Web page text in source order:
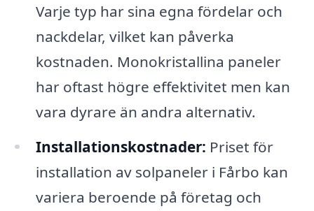
Varje typ har sina egna fördelar och
nackdelar, vilket kan påverka
kostnaden. Monokristallina paneler
har oftast högre effektivitet men kan
vara dyrare än andra alternativ.
Installationskostnader: Priset för
installation av solpaneler i Fårbo kan
variera beroende på företag och